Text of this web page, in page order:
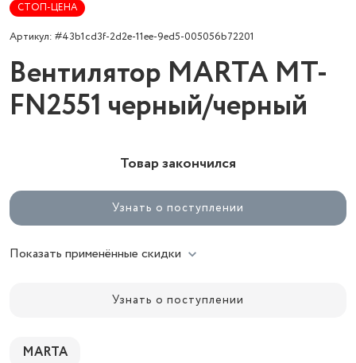
СТОП-ЦЕНА
Артикул: #43b1cd3f-2d2e-11ee-9ed5-005056b72201
Вентилятор MARTA MT-
FN2551 черный/черный
Товар закончился
Узнать о поступлении
Показать применённые скидки
Узнать о поступлении
MARTA